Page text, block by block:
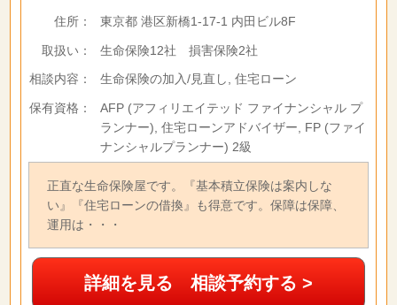
住所： 東京都 港区新橋1-17-1 内田ビル8F
取扱い：
生命保険12社 損害保険2社
相談内容：
生命保険の加入/見直し, 住宅ローン
保有資格：
AFP (アフィリエイテッド ファイナンシャル プ
ランナー), 住宅ローンアドバイザー, FP (ファイ
ナンシャルプランナー) 2級
正直な生命保険屋です。『基本積立保険は案内しな
い』『住宅ローンの借換』も得意です。保障は保障、
運用は・・・
詳細を見る 相談予約する >